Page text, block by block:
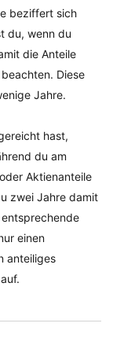
beziffert sich
du, wenn du
die Anteile
Diese
Jahre.
hast,
du am
Aktienanteile
zwei Jahre damit
einen
anteiliges